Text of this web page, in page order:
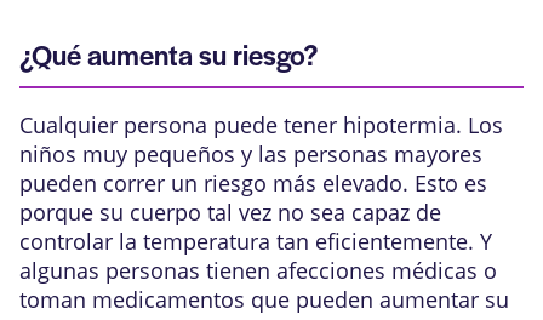
¿Qué aumenta su riesgo?
Cualquier persona puede tener hipotermia. Los
niños muy pequeños y las personas mayores
pueden correr un riesgo más elevado. Esto es
porque su cuerpo tal vez no sea capaz de
controlar la temperatura tan eficientemente. Y
algunas personas tienen afecciones médicas o
toman medicamentos que pueden aumentar su